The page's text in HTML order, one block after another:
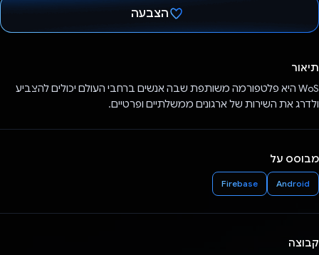
הצבעה
תיאור
WoS היא פלטפורמה משותפת שבה אנשים ברחבי העולם יכולים להצביע
ולדרג את השירות של ארגונים ממשלתיים ופרטיים.
מבוסס על
Android
Firebase
קבוצה